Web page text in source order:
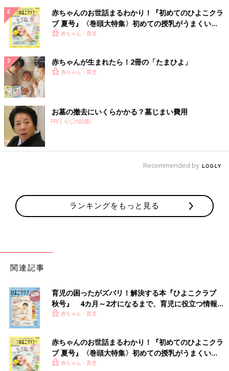
赤ちゃんのお世話まるわかり！『初めてのひよこクラ
ブ 夏号』〈巻頭大特集〉初めての授乳がうまくい
く！ おっぱい・ミルクの基本と夏のトラブル 解決テ
赤ちゃん・育児
赤ちゃんが生まれたら！2冊の「たまひよ」
赤ちゃん・育児
お墓の撤去にいくらかかる？墓じまい費用
PR(くらしの話題)
Recommended by
ランキングをもっと見る
関連記事
育児の困ったがズバリ！解決する本『ひよこクラブ
秋号』 4カ月～2才になるまで、育児に役立つ情報が
いっぱい！
赤ちゃん・育児
赤ちゃんのお世話まるわかり！『初めてのひよこクラ
ブ 夏号』〈巻頭大特集〉初めての授乳がうまくい
く！ おっぱい・ミルクの基本と夏のトラブル 解決テ
赤ちゃん・育児